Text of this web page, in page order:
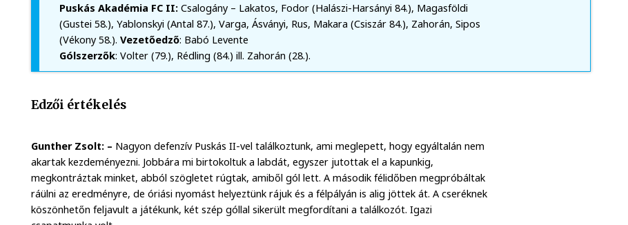
Puskás Akadémia FC II: Csalogány – Lakatos, Fodor (Halászi-Harsányi 84.), Magasföldi
(Gustei 58.), Yablonskyi (Antal 87.), Varga, Ásványi, Rus, Makara (Csiszár 84.), Zahorán, Sipos
(Vékony 58.). Vezetőedző: Babó Levente
Gólszerzők: Volter (79.), Rédling (84.) ill. Zahorán (28.).
Edzői értékelés
Gunther Zsolt: – Nagyon defenzív Puskás II-vel találkoztunk, ami meglepett, hogy egyáltalán nem
akartak kezdeményezni. Jobbára mi birtokoltuk a labdát, egyszer jutottak el a kapunkig,
megkontráztak minket, abból szögletet rúgtak, amiből gól lett. A második félidőben megpróbáltak
ráülni az eredményre, de óriási nyomást helyeztünk rájuk és a félpályán is alig jöttek át. A cseréknek
köszönhetőn feljavult a játékunk, két szép góllal sikerült megfordítani a találkozót. Igazi